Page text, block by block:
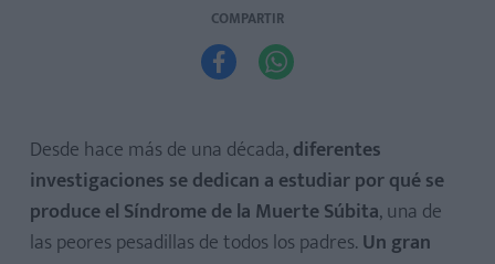
COMPARTIR
 
Desde hace más de una década,diferentes
investigaciones se dedican a estudiar por qué se
produce el Síndrome de la Muerte Súbita, una de
las peores pesadillas de todos los padres. Un gran